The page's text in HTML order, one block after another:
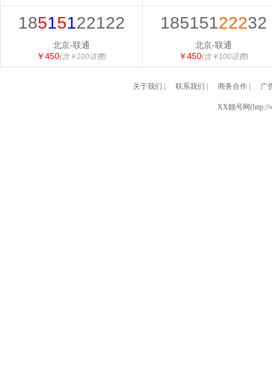
18515122122
北京-联通
￥450(含￥100话费)
18515122232
北京-联通
￥450(含￥100话费)
关于我们 联系我们 商务合作| 广
XX靓号网(http://